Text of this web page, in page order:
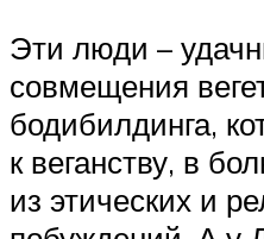
Эти люди –
совмещения
бодибилдинга,
к веганству, в
из этических и